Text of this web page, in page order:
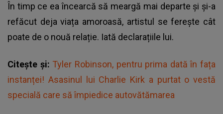
În timp ce ea încearcă să meargă mai departe și și-a
refăcut deja viața amoroasă, artistul se ferește cât
poate de o nouă relație. Iată declarațiile lui.
Citește și: Tyler Robinson, pentru prima dată în fața
instanței! Asasinul lui Charlie Kirk a purtat o vestă
specială care să împiedice autovătămarea